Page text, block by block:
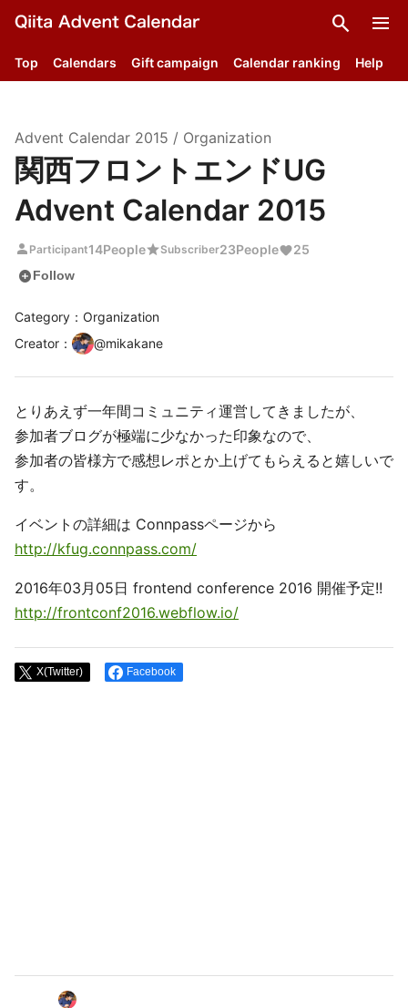
search menu
Top Calendars Gift campaign Calendar ranking Help
Advent Calendar 2015 / Organization
関西フロントエンドUG
Advent Calendar 2015
person Participant14PeoplestarSubscriber23People 25
add_circleFollow
Category：Organization
Creator ： @mikakane
とりあえず一年間コミュニティ運営してきましたが、
参加者ブログが極端に少なかった印象なので、
参加者の皆様方で感想レポとか上げてもらえると嬉しいで
す。
イベントの詳細は Connpassページから
http://kfug.connpass.com/
2016年03月05日 frontend conference 2016 開催予定!!
http://frontconf2016.webflow.io/
X(Twitter) Facebook